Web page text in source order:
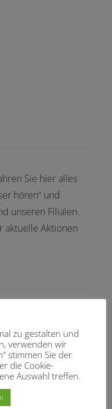
Sie hier alles
hören“ und
unseren Filialen.
Aktionen
zu gestalten und
verwenden wir
stimmen Sie der
die Cookie-
Auswahl treffen.